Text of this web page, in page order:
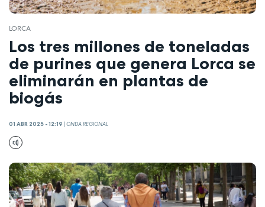
LORCA
Los tres millones de toneladas
de purines que genera Lorca se
eliminarán en plantas de
biogás
01 ABR 2025 - 12:19 |ONDA REGIONAL